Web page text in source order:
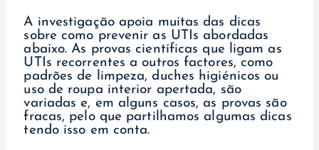
A investigação apoia muitas das dicas
sobre como prevenir as UTIs abordadas
abaixo. As provas científicas que ligam as
UTIs recorrentes a outros factores, como
padrões de limpeza, duches higiénicos ou
uso de roupa interior apertada, são
variadas e, em alguns casos, as provas são
fracas, pelo que partilhamos algumas dicas
tendo isso em conta.